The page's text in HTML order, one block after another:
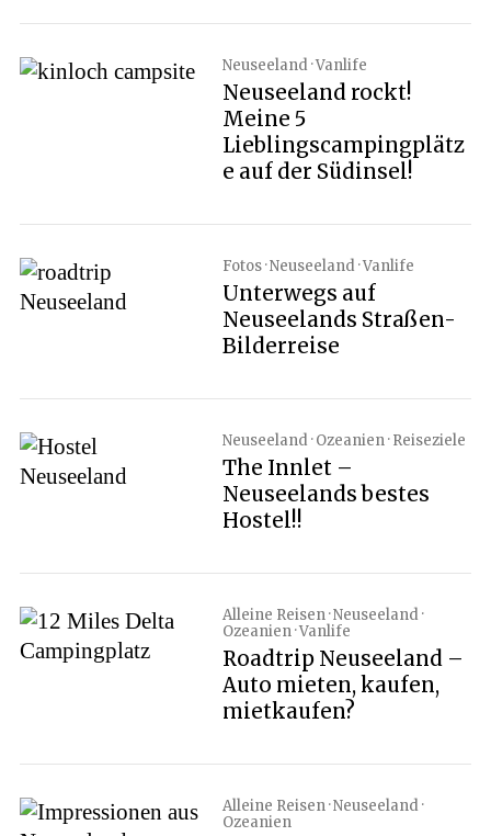
Neuseeland · Vanlife
Neuseeland rockt!
Meine 5
Lieblingscampingplätz
e auf der Südinsel!
Fotos · Neuseeland · Vanlife
Unterwegs auf
Neuseelands Straßen-
Bilderreise
Neuseeland · Ozeanien · Reiseziele
The Innlet –
Neuseelands bestes
Hostel!!
Alleine Reisen · Neuseeland ·
Ozeanien · Vanlife
Roadtrip Neuseeland –
Auto mieten, kaufen,
mietkaufen?
Alleine Reisen · Neuseeland ·
Ozeanien